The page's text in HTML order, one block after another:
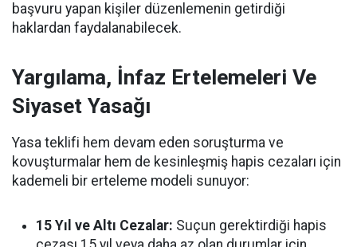
başvuru yapan kişiler düzenlemenin getirdiği
haklardan faydalanabilecek.
Yargılama, İnfaz Ertelemeleri Ve
Siyaset Yasağı
Yasa teklifi hem devam eden soruşturma ve
kovuşturmalar hem de kesinleşmiş hapis cezaları için
kademeli bir erteleme modeli sunuyor:
15 Yıl ve Altı Cezalar: Suçun gerektirdiği hapis